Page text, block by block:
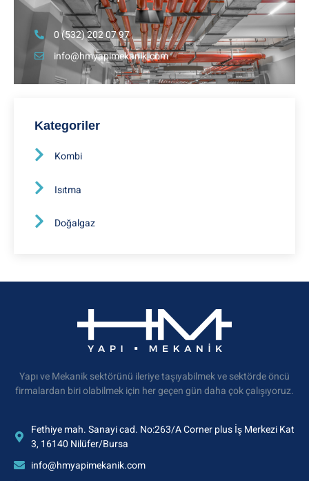
0 (532) 202 07 97
info@hmyapimekanik.com
Kategoriler
Kombi
Isıtma
Doğalgaz
Yapı ve Mekanik sektörünü ileriye taşıyabilmek ve sektörde öncü
firmalardan biri olabilmek için her geçen gün daha çok çalışıyoruz.
Fethiye mah. Sanayi cad. No:263/A Corner plus İş Merkezi Kat
3, 16140 Nilüfer/Bursa
info@hmyapimekanik.com